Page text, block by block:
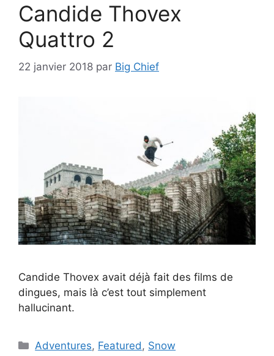
Candide Thovex
Quattro 2
22 janvier 2018 par Big Chief
Candide Thovex avait déjà fait des films de
dingues, mais là c’est tout simplement
hallucinant.
Catégories
Adventures, Featured , Snow